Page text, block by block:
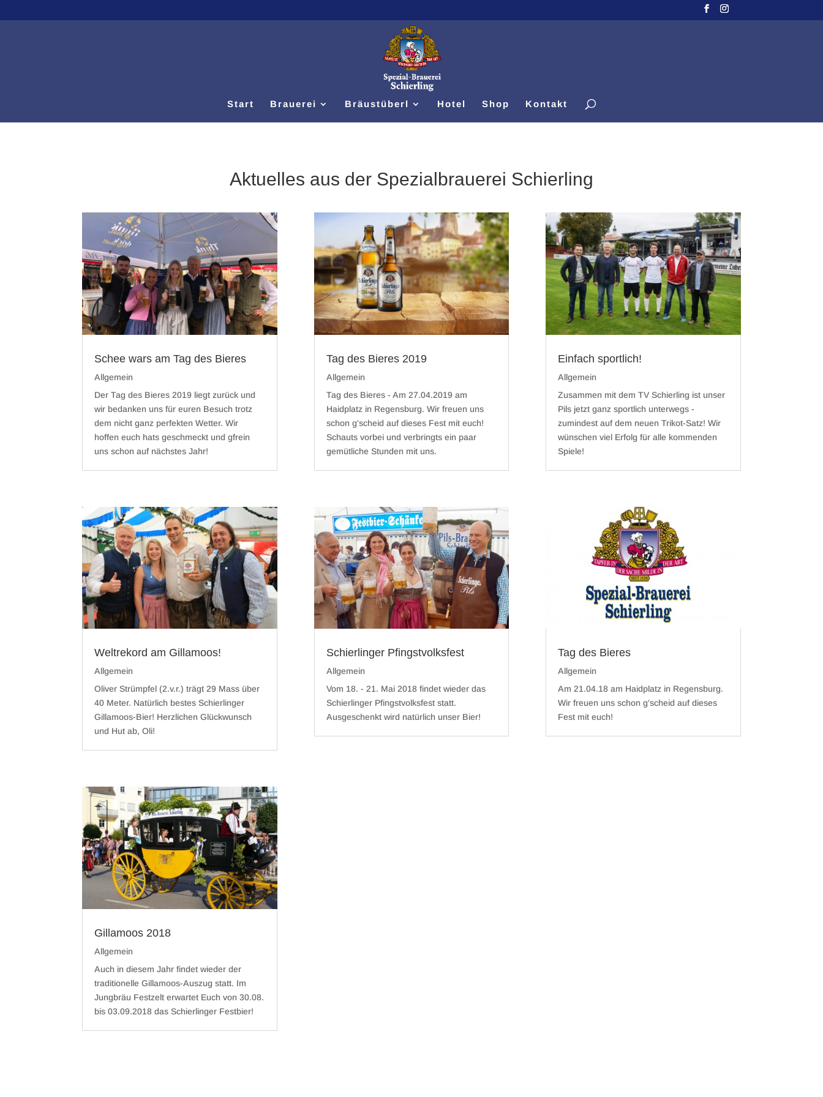
Start Brauerei Bräustüberl Hotel Shop Kontakt
Aktuelles aus der Spezialbrauerei Schierling
Schee wars am Tag des Bieres
Allgemein
Der Tag des Bieres 2019 liegt zurück und
wir bedanken uns für euren Besuch trotz
dem nicht ganz perfekten Wetter. Wir
hoffen euch hats geschmeckt und gfrein
uns schon auf nächstes Jahr!
Weltrekord am Gillamoos!
Allgemein
Oliver Strümpfel (2.v.r.) trägt 29 Mass über
40 Meter. Natürlich bestes Schierlinger
Gillamoos-Bier! Herzlichen Glückwunsch
und Hut ab, Oli!
Gillamoos 2018
Allgemein
Auch in diesem Jahr findet wieder der
traditionelle Gillamoos-Auszug statt. Im
Jungbräu Festzelt erwartet Euch von 30.08.
bis 03.09.2018 das Schierlinger Festbier!
Tag des Bieres 2019
Allgemein
Tag des Bieres - Am 27.04.2019 am
Haidplatz in Regensburg. Wir freuen uns
schon g'scheid auf dieses Fest mit euch!
Schauts vorbei und verbringts ein paar
gemütliche Stunden mit uns.
Schierlinger Pfingstvolksfest
Allgemein
Vom 18. - 21. Mai 2018 findet wieder das
Schierlinger Pfingstvolksfest statt.
Ausgeschenkt wird natürlich unser Bier!
Einfach sportlich!
Allgemein
Zusammen mit dem TV Schierling ist unser
Pils jetzt ganz sportlich unterwegs -
zumindest auf dem neuen Trikot-Satz! Wir
wünschen viel Erfolg für alle kommenden
Spiele!
Tag des Bieres
Allgemein
Am 21.04.18 am Haidplatz in Regensburg.
Wir freuen uns schon g'scheid auf dieses
Fest mit euch!